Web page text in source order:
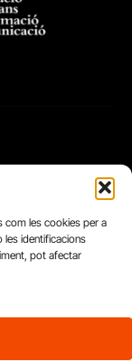
com les cookies per a
identificacions
pot afectar